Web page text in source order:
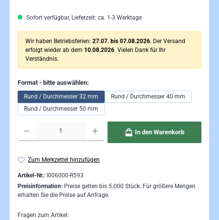
Sofort verfügbar, Lieferzeit: ca. 1-3 Werktage
Wir haben Betriebsferien: 27.07. bis 07.08.2026. Der Versand
erfolgt wieder ab dem 10.08.2026. Vielen Dank für Ihr
Verständnis.
Format - bitte auswählen:
Rund / Durchmesser 32 mm
Rund / Durchmesser 40 mm
Rund / Durchmesser 50 mm
In den Warenkorb
Zum Merkzettel hinzufügen
Artikel-Nr.: I006000-R593
Preisinformation: Preise gelten bis 5.000 Stück. Für größere Mengen
erhalten Sie die Preise auf Anfrage.
Fragen zum Artikel: